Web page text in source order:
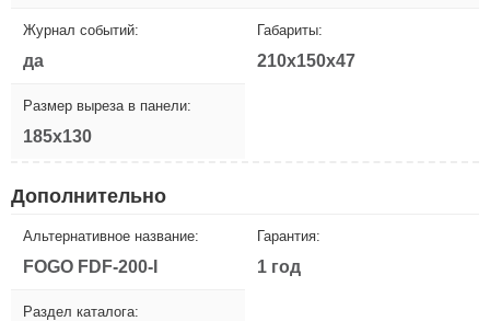
Журнал событий:
да
Габариты:
210x150x47
Размер выреза в панели:
185x130
Дополнительно
Альтернативное название:
FOGO FDF-200-I
Гарантия:
1 год
Раздел каталога: